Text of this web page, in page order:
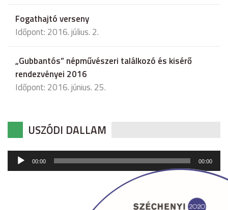
Fogathajtó verseny
Időpont: 2016. július. 2.
„Gubbantós” népművészeri találkozó és kisérő
rendezvényei 2016
Időpont: 2016. június. 25.
USZÓDI DALLAM
Audió
lejátszó
00:00 00:00